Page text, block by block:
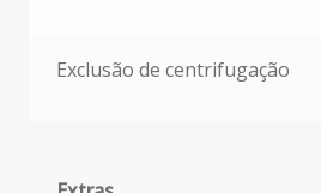
Exclusão de centrifugação